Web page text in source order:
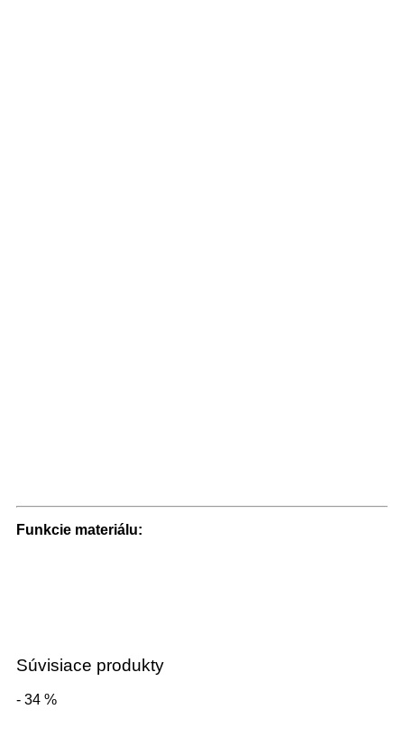
Funkcie materiálu:
Súvisiace produkty
- 34 %